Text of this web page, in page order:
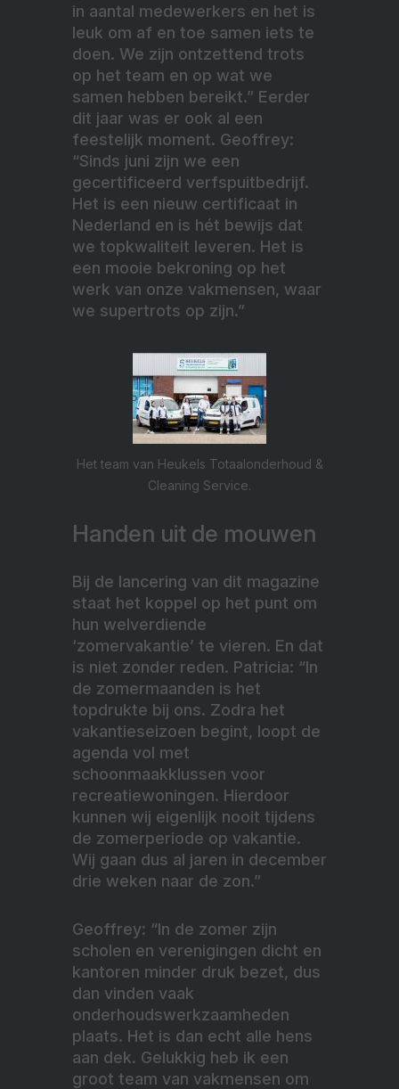
in aantal medewerkers en het is
leuk om af en toe samen iets te
doen. We zijn ontzettend trots
op het team en op wat we
samen hebben bereikt.” Eerder
dit jaar was er ook al een
feestelijk moment. Geoffrey:
“Sinds juni zijn we een
gecertificeerd verfspuitbedrijf.
Het is een nieuw certificaat in
Nederland en is hét bewijs dat
we topkwaliteit leveren. Het is
een mooie bekroning op het
werk van onze vakmensen, waar
we supertrots op zijn.”
Het team van Heukels Totaalonderhoud &
Cleaning Service.
Handen uit de mouwen
Bij de lancering van dit magazine
staat het koppel op het punt om
hun welverdiende
‘zomervakantie’ te vieren. En dat
is niet zonder reden. Patricia: “In
de zomermaanden is het
topdrukte bij ons. Zodra het
vakantieseizoen begint, loopt de
agenda vol met
schoonmaakklussen voor
recreatiewoningen. Hierdoor
kunnen wij eigenlijk nooit tijdens
de zomerperiode op vakantie.
Wij gaan dus al jaren in december
drie weken naar de zon.”
Geoffrey: “In de zomer zijn
scholen en verenigingen dicht en
kantoren minder druk bezet, dus
dan vinden vaak
onderhoudswerkzaamheden
plaats. Het is dan echt alle hens
aan dek. Gelukkig heb ik een
groot team van vakmensen om